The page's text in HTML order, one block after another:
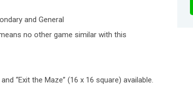
and General
no other game similar with this
“Exit the Maze” (16 x 16 square) available.